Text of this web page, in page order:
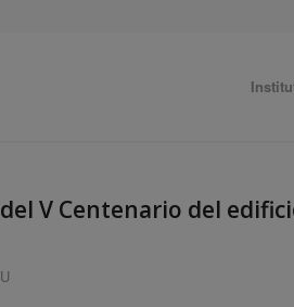
V Centenario del